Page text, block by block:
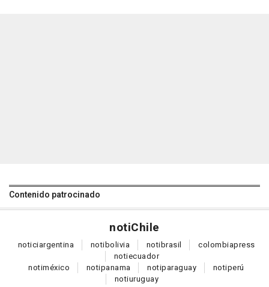
Contenido patrocinado
notiChile
noticiargentina notibolivia notibrasil colombiapress
notiecuador
notiméxico notipanama notiparaguay notiperú
notiuruguay